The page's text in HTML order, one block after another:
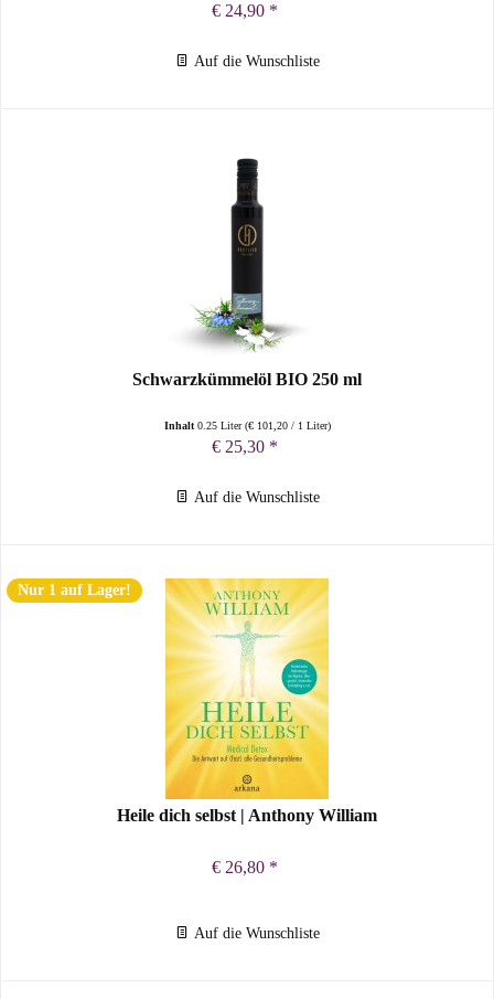
€ 24,90 *
Auf die Wunschliste
Schwarzkümmelöl BIO 250 ml
Inhalt0.25 Liter(€ 101,20/ 1 Liter)
€ 25,30 *
Auf die Wunschliste
Nur 1 auf Lager!
Heile dich selbst | Anthony William
€ 26,80 *
Auf die Wunschliste